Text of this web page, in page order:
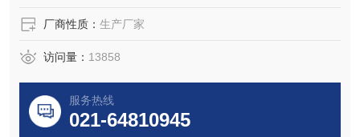
厂商性质： 生产厂家
访问量： 13858
服务热线
021-64810945